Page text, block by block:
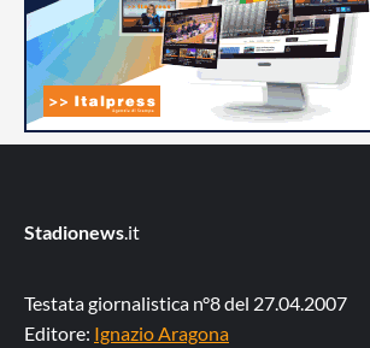
Stadionews.it
Testata giornalistica n°8 del 27.04.2007
Editore: Ignazio Aragona